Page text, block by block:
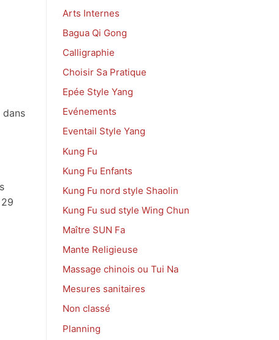
dans
Arts Internes
Bagua Qi Gong
Calligraphie
Choisir Sa Pratique
Epée Style Yang
Evénements
Eventail Style Yang
Kung Fu
Kung Fu Enfants
Kung Fu nord style Shaolin
Kung Fu sud style Wing Chun
Maître SUN Fa
Mante Religieuse
Massage chinois ou Tui Na
Mesures sanitaires
Non classé
Planning